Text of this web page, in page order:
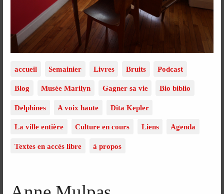
accueil Semainier Livres Bruits Podcast
Blog Musée Marilyn Gagner sa vie Bio biblio
Delphines A voix haute Dita Kepler
La ville entière Culture en cours Liens Agenda
Textes en accès libre à propos